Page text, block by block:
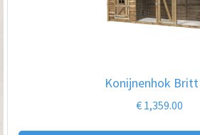
Konijnenhok Britt
€ 1,359.00